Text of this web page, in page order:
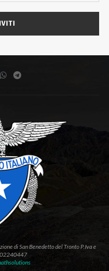
di San Benedetto del Tronto P.Iva e